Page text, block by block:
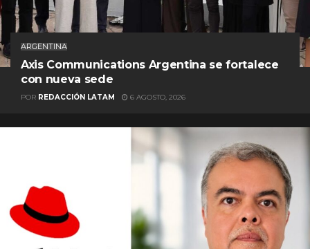
ARGENTINA
Axis Communications Argentina se fortalece
con nueva sede
POR REDACCIÓN LATAM 6 AGOSTO, 2026